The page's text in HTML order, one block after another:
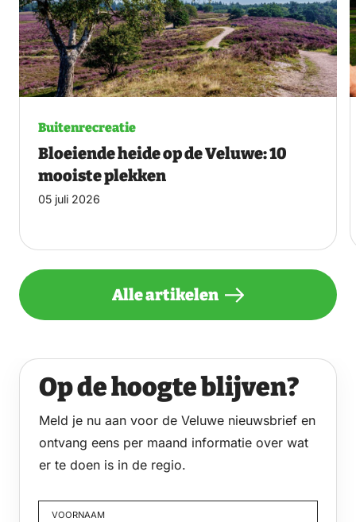
Buitenrecreatie
Bloeiende heide op de Veluwe: 10
mooiste plekken
05 juli 2026
Alle artikelen
Op de hoogte blijven?
Meld je nu aan voor de Veluwe nieuwsbrief en
ontvang eens per maand informatie over wat
er te doen is in de regio.
VOORNAAM